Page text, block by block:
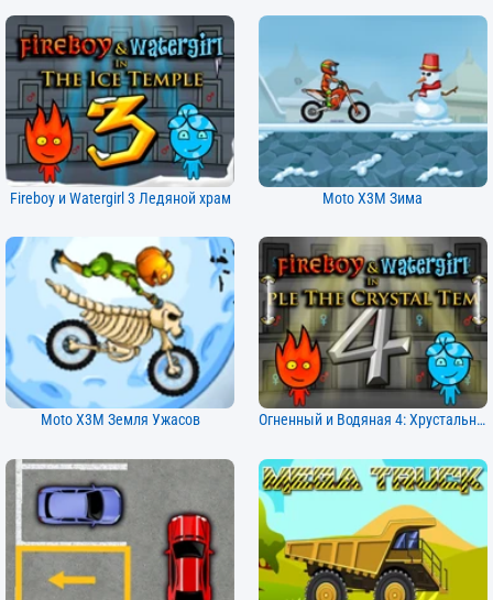
Fireboy и Watergirl 3 Ледяной храм Moto X3M Зима
Moto X3M Земля Ужасов Огненный и Водяная 4: Хрустальный Храм